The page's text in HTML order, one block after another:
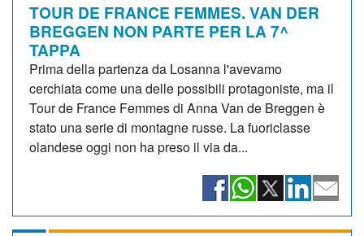
TOUR DE FRANCE FEMMES. VAN DER
BREGGEN NON PARTE PER LA 7^
TAPPA
Prima della partenza da Losanna l'avevamo
cerchiata come una delle possibili protagoniste, ma il
Tour de France Femmes di Anna Van de Breggen è
stato una serie di montagne russe. La fuoriclasse
olandese oggi non ha preso il via da...